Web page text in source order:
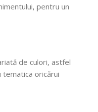
pentru un
de culori, astfel
oricărui